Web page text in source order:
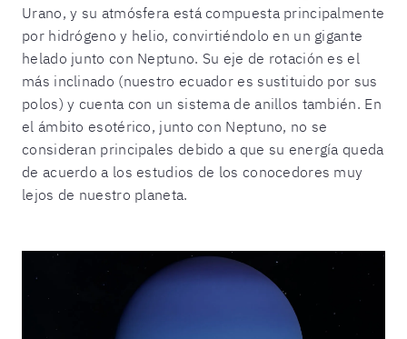
Urano, y su atmósfera está compuesta principalmente
por hidrógeno y helio, convirtiéndolo en un gigante
helado junto con Neptuno. Su eje de rotación es el
más inclinado (nuestro ecuador es sustituido por sus
polos) y cuenta con un sistema de anillos también. En
el ámbito esotérico, junto con Neptuno, no se
consideran principales debido a que su energía queda
de acuerdo a los estudios de los conocedores muy
lejos de nuestro planeta.